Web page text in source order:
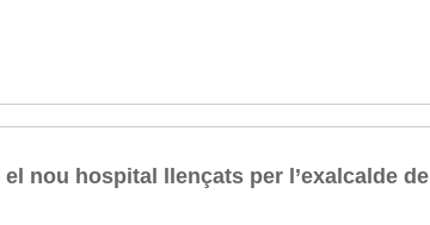
nou hospital llençats per l’exalcalde